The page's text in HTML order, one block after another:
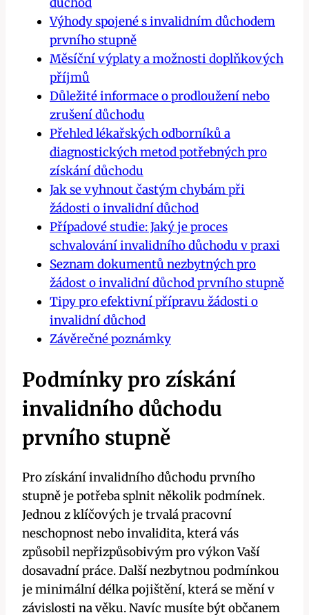
Výhody spojené s invalidním důchodem
prvního stupně
Měsíční výplaty a možnosti doplňkových
příjmů
Důležité informace o prodloužení nebo
zrušení důchodu
Přehled lékařských odborníků a
diagnostických metod potřebných pro
získání důchodu
Jak se vyhnout častým chybám při
žádosti o invalidní důchod
Případové studie: Jaký je proces
schvalování invalidního důchodu v praxi
Seznam dokumentů nezbytných pro
žádost o invalidní důchod prvního stupně
Tipy pro efektivní přípravu žádosti o
invalidní důchod
Závěrečné poznámky
Podmínky pro získání
invalidního důchodu
prvního stupně
Pro získání invalidního důchodu prvního
stupně je potřeba splnit několik podmínek.
Jednou z klíčových je trvalá pracovní
neschopnost nebo invalidita, která vás
způsobil nepřizpůsobivým pro výkon Vaší
dosavadní práce. Další nezbytnou podmínkou
je minimální délka pojištění, která se mění v
závislosti na věku. Navíc musíte být občanem